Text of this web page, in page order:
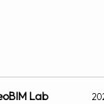
Lab